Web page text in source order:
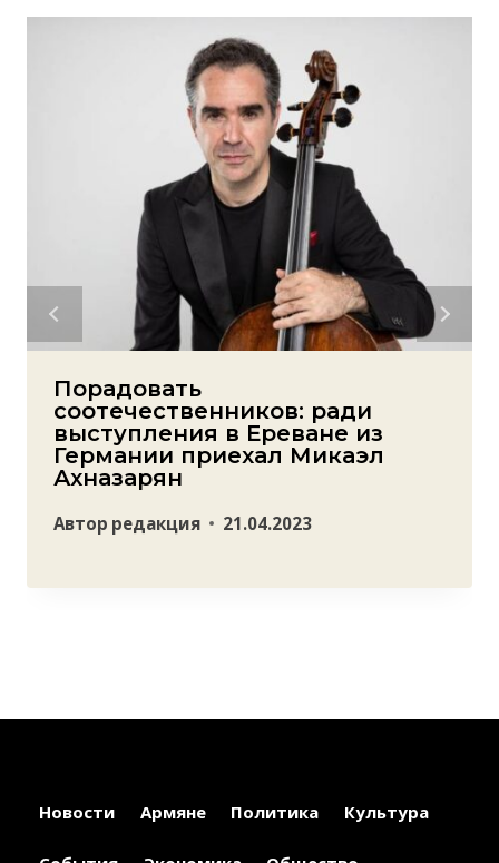
Порадовать
соотечественников: ради
выступления в Ереване из
Германии приехал Микаэл
Ахназарян
Автор редакция 21.04.2023
Новости Армяне Политика Культура